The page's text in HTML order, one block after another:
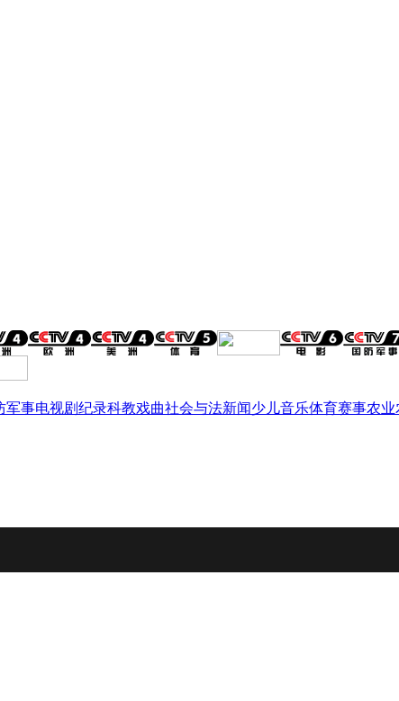
军事电视剧纪录科教戏曲社会与法新闻少儿音乐体育赛事农业